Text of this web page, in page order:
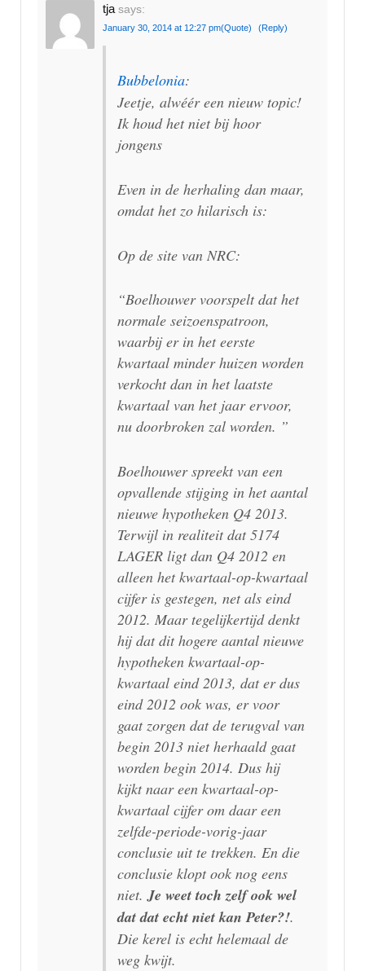
tja says:
January 30, 2014 at 12:27 pm(Quote) (Reply)
Bubbelonia:
Jeetje, alwéér een nieuw topic!
Ik houd het niet bij hoor
jongens
Even in de herhaling dan maar,
omdat het zo hilarisch is:
Op de site van NRC:
“Boelhouwer voorspelt dat het
normale seizoenspatroon,
waarbij er in het eerste
kwartaal minder huizen worden
verkocht dan in het laatste
kwartaal van het jaar ervoor,
nu doorbroken zal worden. ”
Boelhouwer spreekt van een
opvallende stijging in het aantal
nieuwe hypotheken Q4 2013.
Terwijl in realiteit dat 5174
LAGER ligt dan Q4 2012 en
alleen het kwartaal-op-kwartaal
cijfer is gestegen, net als eind
2012. Maar tegelijkertijd denkt
hij dat dit hogere aantal nieuwe
hypotheken kwartaal-op-
kwartaal eind 2013, dat er dus
eind 2012 ook was, er voor
gaat zorgen dat de terugval van
begin 2013 niet herhaald gaat
worden begin 2014. Dus hij
kijkt naar een kwartaal-op-
kwartaal cijfer om daar een
zelfde-periode-vorig-jaar
conclusie uit te trekken. En die
conclusie klopt ook nog eens
niet.Je weet toch zelf ook wel
dat dat echt niet kan Peter?!.
Die kerel is echt helemaal de
weg kwijt.